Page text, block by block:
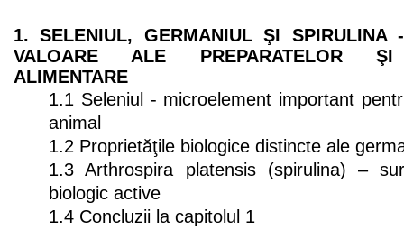
1. SELENIUL, GERMANIUL ŞI SPIRULINA
VALOARE ALE PREPARATELOR ŞI
ALIMENTARE
1.1 Seleniul - microelement important
animal
1.2 Proprietăţile biologice distincte ale
1.3 Arthrospira platensis (spirulina) –
biologic active
1.4 Concluzii la capitolul 1